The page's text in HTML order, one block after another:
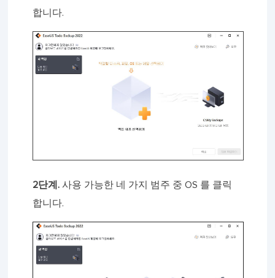
합니다.
2단계.사용 가능한 네 가지 범주 중 OS 를 클릭
합니다.